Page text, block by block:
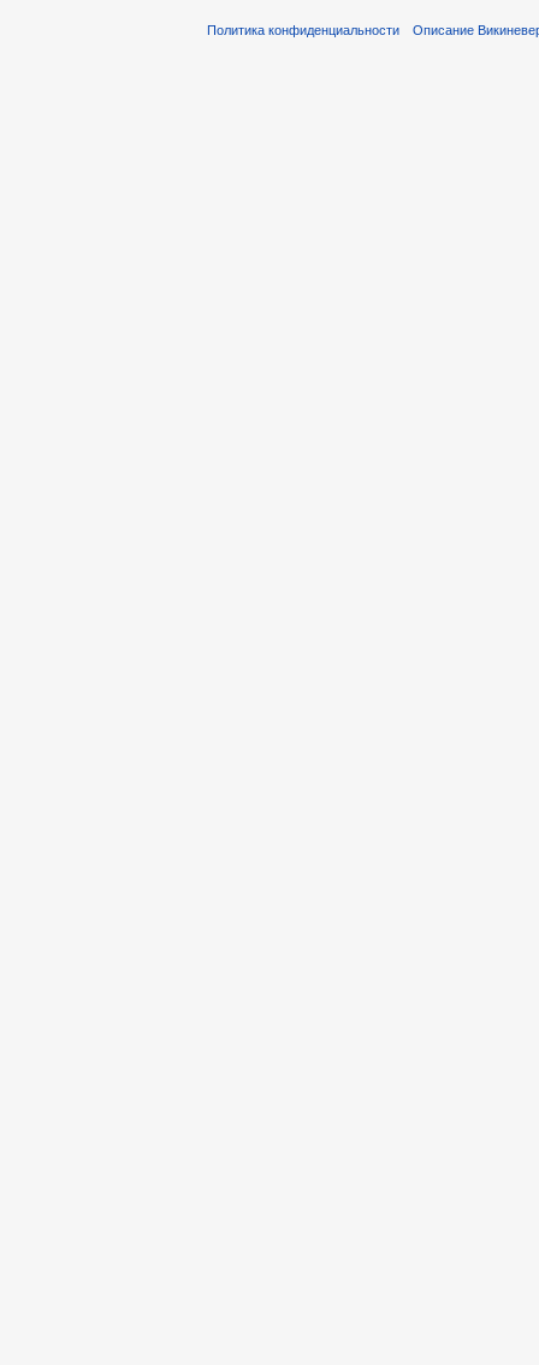
Политика конфиденциальности Описание